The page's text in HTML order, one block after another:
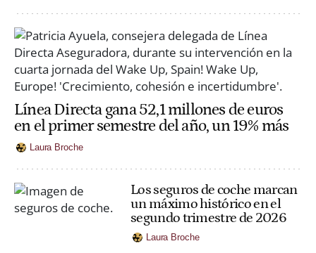
Línea Directa gana 52,1 millones de euros
en el primer semestre del año, un 19% más
Laura Broche
Los seguros de coche marcan
un máximo histórico en el
segundo trimestre de 2026
Laura Broche